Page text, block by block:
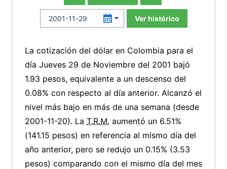
Ver histórico
La cotización del dólar en Colombia para el
día Jueves 29 de Noviembre del 2001 bajó
1.93 pesos, equivalente a un descenso del
0.08% con respecto al día anterior. Alcanzó el
nivel más bajo en más de una semana (desde
2001-11-20). La T.R.M. aumentó un 6.51%
(141.15 pesos) en referencia al mismo día del
año anterior, pero se redujo un 0.15% (3.53
pesos) comparando con el mismo día del mes